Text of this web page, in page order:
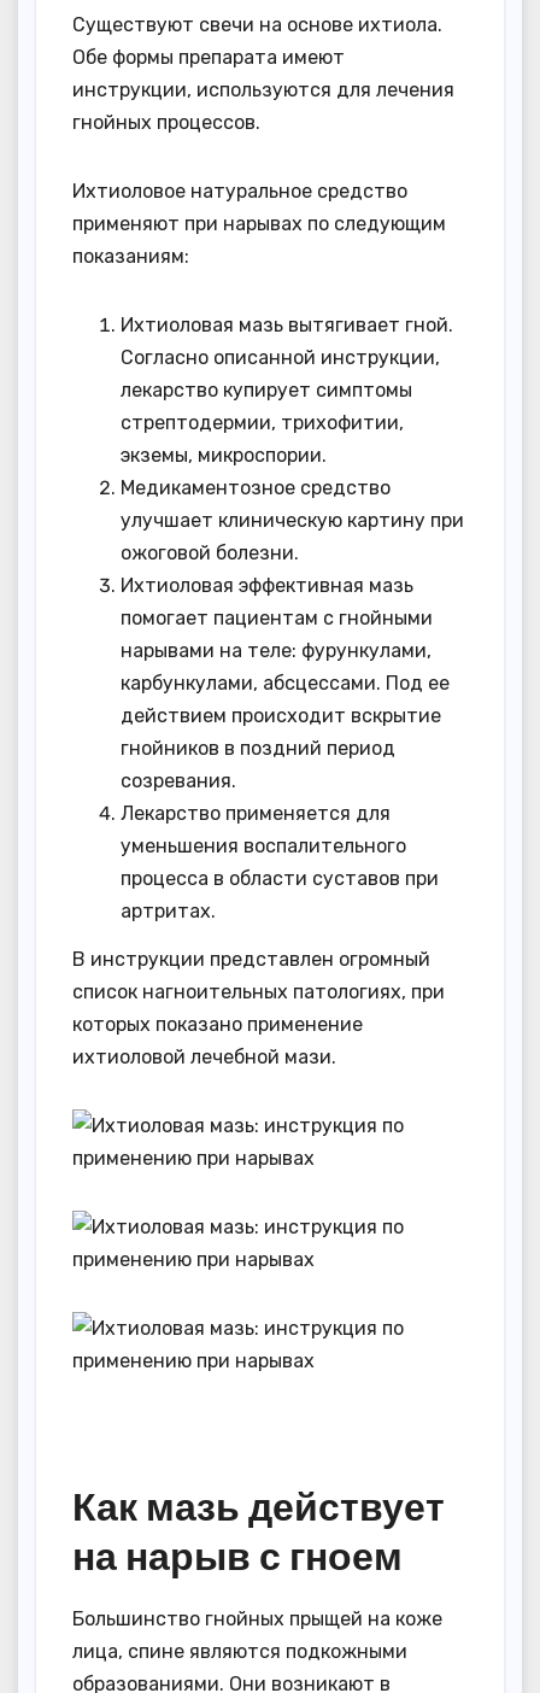
Существуют свечи на основе ихтиола.
Обе формы препарата имеют
инструкции, используются для лечения
гнойных процессов.
Ихтиоловое натуральное средство
применяют при нарывах по следующим
показаниям:
Ихтиоловая мазь вытягивает гной.
Согласно описанной инструкции,
лекарство купирует симптомы
стрептодермии, трихофитии,
экземы, микроспории.
Медикаментозное средство
улучшает клиническую картину при
ожоговой болезни.
Ихтиоловая эффективная мазь
помогает пациентам с гнойными
нарывами на теле: фурункулами,
карбункулами, абсцессами. Под ее
действием происходит вскрытие
гнойников в поздний период
созревания.
Лекарство применяется для
уменьшения воспалительного
процесса в области суставов при
артритах.
В инструкции представлен огромный
список нагноительных патологиях, при
которых показано применение
ихтиоловой лечебной мази.
Как мазь действует
на нарыв с гноем
Большинство гнойных прыщей на коже
лица, спине являются подкожными
образованиями. Они возникают в